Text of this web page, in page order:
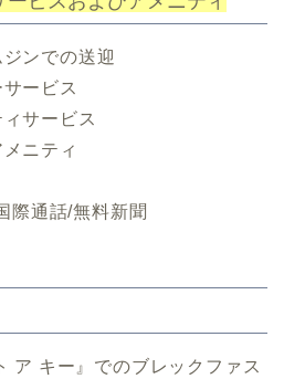
ンでの送迎
ービス
サービス
ニティ
際通話/無料新聞
ア キー』でのブレックファス